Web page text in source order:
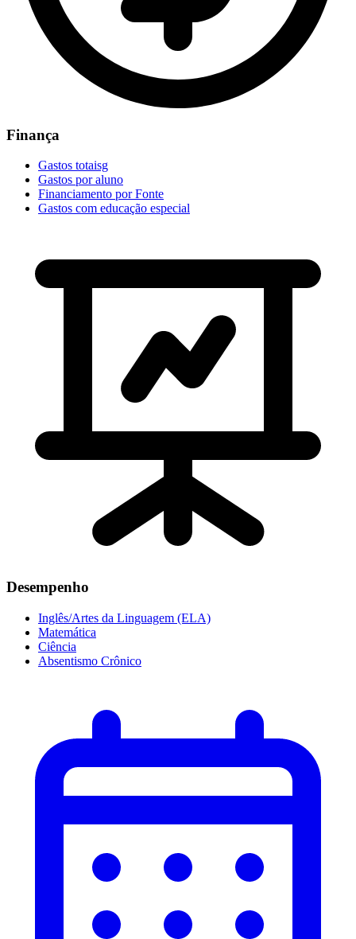
Finança
Gastos totaisg
Gastos por aluno
Financiamento por Fonte
Gastos com educação especial
Desempenho
Inglês/Artes da Linguagem (ELA)
Matemática
Ciência
Absentismo Crônico